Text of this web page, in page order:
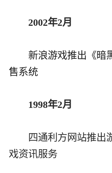
2002年2月
新浪游戏推出《暗
售系统
1998年2月
四通利方网站推出
戏资讯服务